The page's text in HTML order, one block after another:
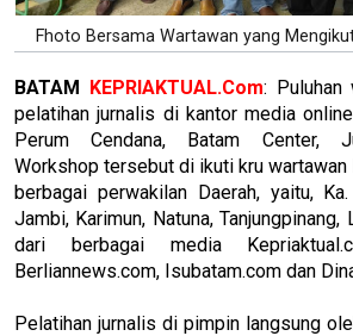
Fhoto Bersama Wartawan yang
BATAM KEPRIAKTUAL.Com: Puluhan
pelatihan jurnalis di kantor media
Perum Cendana, Batam Center,
Workshop tersebut di ikuti kru
berbagai perwakilan Daerah, yaitu,
Jambi, Karimun, Natuna,
dari berbagai media
Berliannews.com, Isubatam.com dan
Pelatihan jurnalis di pimpin langsung